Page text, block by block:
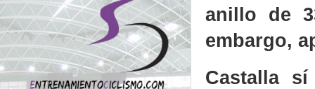
anillo de
embargo,
Castalla